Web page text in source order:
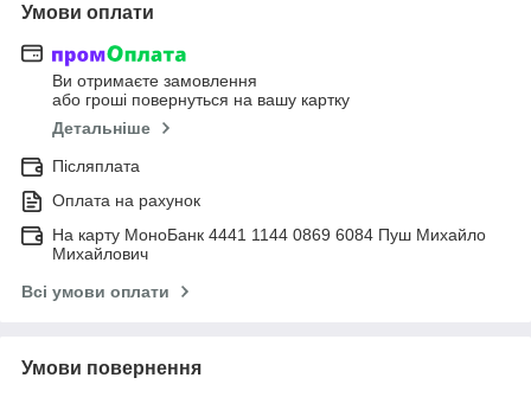
Умови оплати
Ви отримаєте замовлення
або гроші повернуться на вашу картку
Детальніше
Післяплата
Оплата на рахунок
На карту МоноБанк 4441 1144 0869 6084 Пуш Михайло
Михайлович
Всі умови оплати
Умови повернення